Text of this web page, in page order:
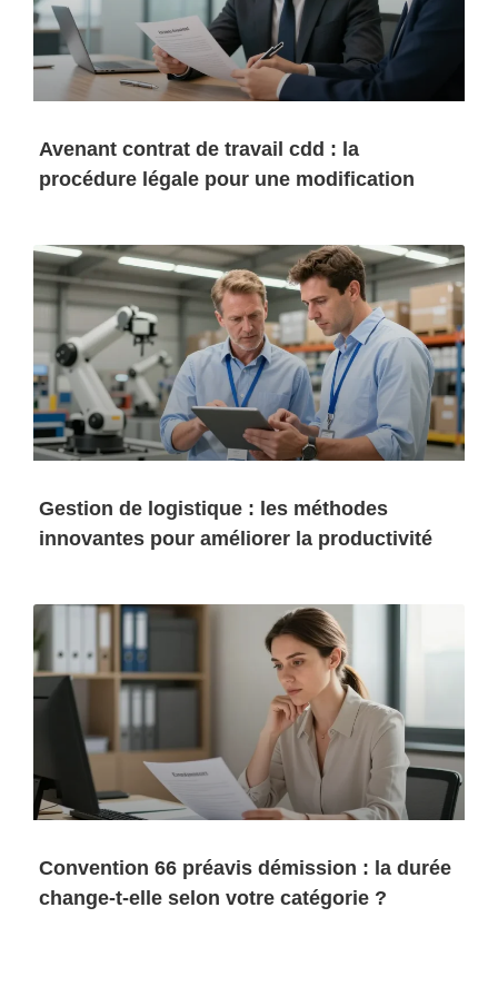
Avenant contrat de travail cdd : la
procédure légale pour une modification
Gestion de logistique : les méthodes
innovantes pour améliorer la productivité
Convention 66 préavis démission : la durée
change-t-elle selon votre catégorie ?